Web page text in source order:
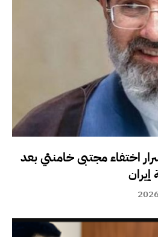
اختفاء مجتبى خامنئي بعد